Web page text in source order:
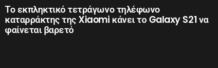
Το εκπληκτικό τετράγωνο τηλέφωνο
καταρράκτης της Xiaomi κάνει το Galaxy S21 να
φαίνεται βαρετό